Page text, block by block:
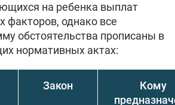
на ребенка выплат
факторов, однако все
обстоятельства прописаны в
нормативных актах:
Закон
Кому